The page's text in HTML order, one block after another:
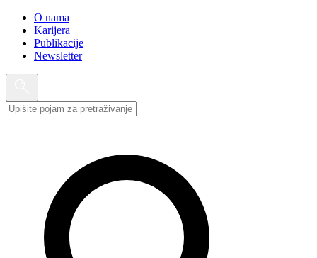
O nama
Karijera
Publikacije
Newsletter